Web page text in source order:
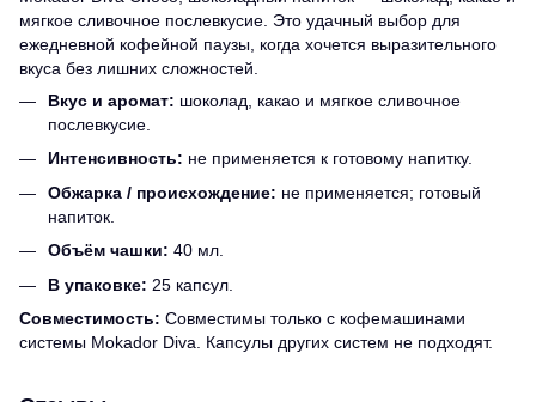
мягкое сливочное послевкусие. Это удачный выбор для
ежедневной кофейной паузы, когда хочется выразительного
вкуса без лишних сложностей.
Вкус и аромат: шоколад, какао и мягкое сливочное
послевкусие.
Интенсивность: не применяется к готовому напитку.
Обжарка / происхождение: не применяется; готовый
напиток.
Объём чашки: 40 мл.
В упаковке: 25 капсул.
Совместимость: Совместимы только с кофемашинами
системы Mokador Diva. Капсулы других систем не подходят.